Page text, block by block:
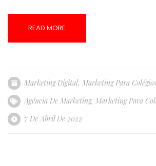
READ MORE
Marketing Digital, Marketing Para Colégios
Agência De Marketing, Marketing Para
7 De Abril De 2022